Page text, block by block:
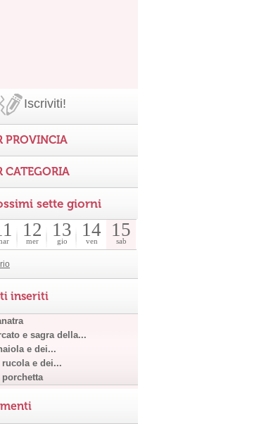
Iscriviti!
PROVINCIA
CATEGORIA
sette giorni
12
mer
13
gio
14
ven
15
sab
inseriti
e sagra della...
e dei...
rucola e dei...
porchetta